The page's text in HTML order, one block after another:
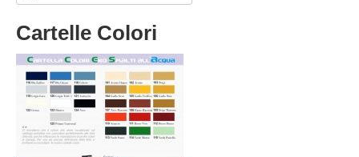
Cartelle Colori